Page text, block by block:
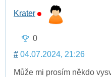
Krater
0
# 04.07.2024, 21:26
Může mi prosím někdo